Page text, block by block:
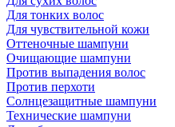
Для тонких волос
Для чувствительной кожи
Оттеночные шампуни
Очищающие шампуни
Против выпадения волос
Против перхоти
Солнцезащитные шампуни
Технические шампуни